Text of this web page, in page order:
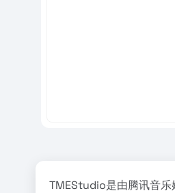
TMEStudio是由腾讯音乐